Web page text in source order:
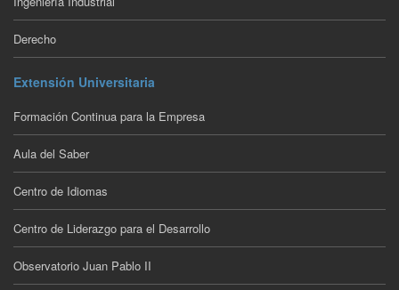
Derecho
Extensión Universitaria
Formación Continua para la Empresa
Aula del Saber
Centro de Idiomas
Centro de Liderazgo para el Desarrollo
Observatorio Juan Pablo II